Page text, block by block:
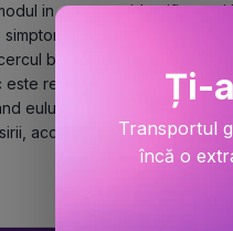
in care sunt identificate si
ale
banuitilor, conturarea de
este realizarea atmosferei de
eului social - matricei morale
acceptarii comiterii faptei
Ți-
Transportul
încă o